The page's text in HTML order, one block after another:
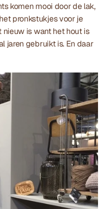
komen mooi door de lak,
pronkstukjes voor je
nieuw is want het hout is
jaren gebruikt is. En daar